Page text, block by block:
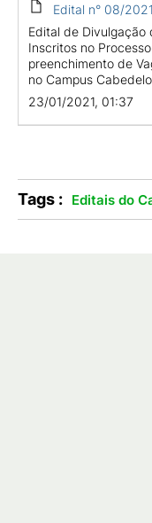
Edital n° 08/
Edital de Divulgação
Inscritos no
preenchimento de
no Campus
23/01/2021, 01:37
Tags : Editais do